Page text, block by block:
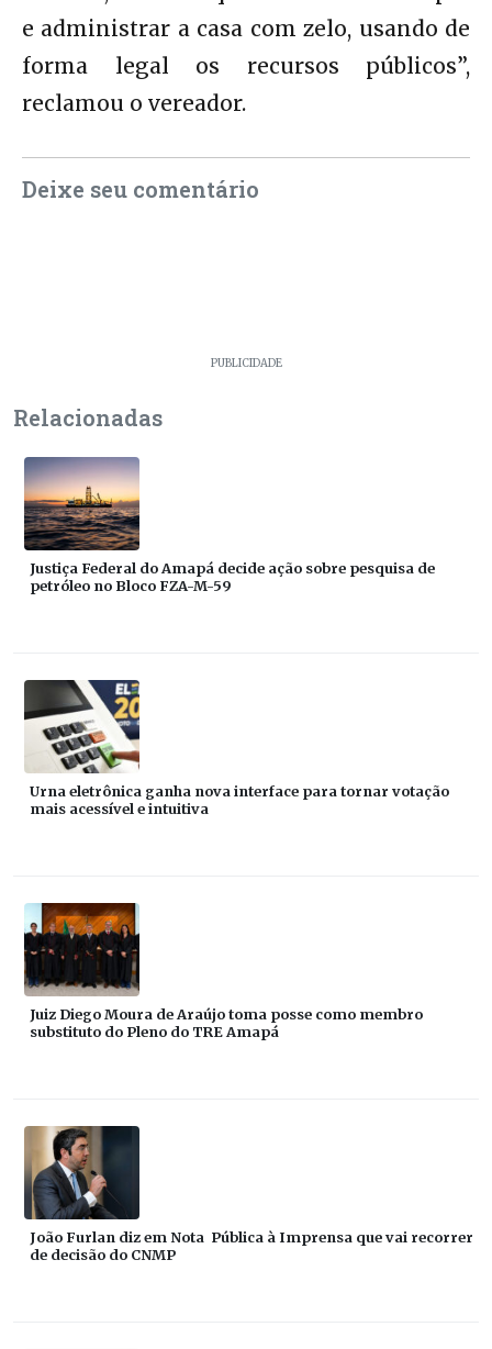
e administrar a casa com zelo, usando de
forma legal os recursos públicos”,
reclamou o vereador.
Deixe seu comentário
PUBLICIDADE
Relacionadas
Justiça Federal do Amapá decide ação sobre pesquisa de
petróleo no Bloco FZA-M-59
Urna eletrônica ganha nova interface para tornar votação
mais acessível e intuitiva
Juiz Diego Moura de Araújo toma posse como membro
substituto do Pleno do TRE Amapá
João Furlan diz em Nota Pública à Imprensa que vai recorrer
de decisão do CNMP